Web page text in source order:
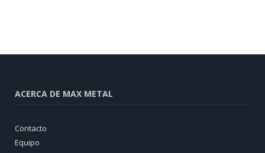
ACERCA DE MAX METAL
Contacto
Equipo